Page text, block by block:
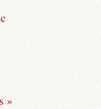
»